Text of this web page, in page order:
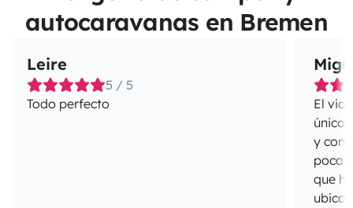
autocaravanas en Bremen
Leire
5 / 5
Todo perfecto
El
y
que